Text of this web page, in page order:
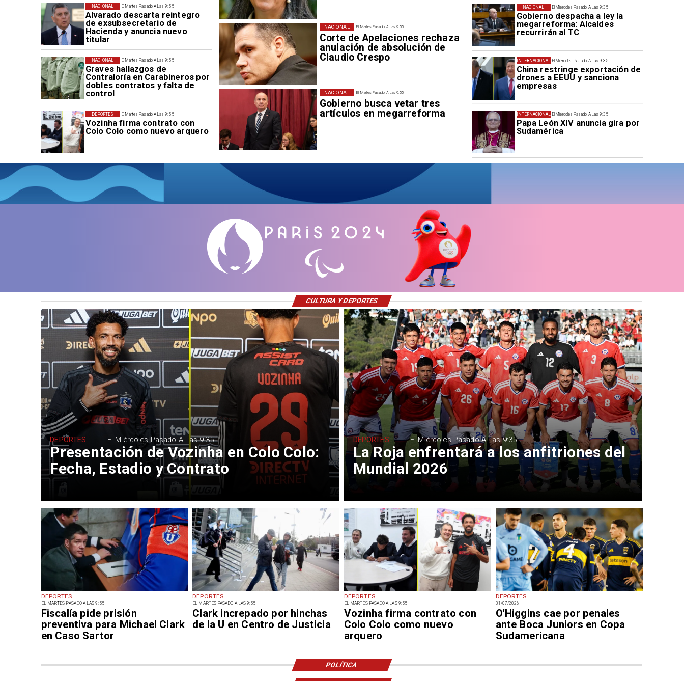
El Miércoles Pasado A Las 9:35
Gobierno despacha a ley la
megarreforma: Alcaldes
recurrirán al TC
NACIONAL
El Miércoles Pasado A Las 9:35
China restringe exportación de
drones a EEUU y sanciona
empresas
INTERNACIONAL
El Miércoles Pasado A Las 9:35
Papa León XIV anuncia gira por
Sudamérica
INTERNACIONAL
El Martes Pasado A Las 9:55
Alvarado descarta reintegro
de exsubsecretario de
Hacienda y anuncia nuevo
titular
NACIONAL
El Martes Pasado A Las 9:55
Graves hallazgos de
Contraloría en Carabineros por
dobles contratos y falta de
control
NACIONAL
El Martes Pasado A Las 9:55
Vozinha firma contrato con
Colo Colo como nuevo arquero
DEPORTES
El Martes Pasado A Las 9:55
Corte de Apelaciones rechaza
anulación de absolución de
Claudio Crespo
NACIONAL
El Martes Pasado A Las 9:55
Gobierno busca vetar tres
artículos en megarreforma
NACIONAL
Presentación de Vozinha en Colo Colo:
Fecha, Estadio y Contrato
DEPORTES El Miércoles Pasado A Las 9:35
La Roja enfrentará a los anfitriones del
Mundial 2026
DEPORTES El Miércoles Pasado A Las 9:35
DEPORTES
EL MARTES PASADO A LAS 9:55
Fiscalía pide prisión
preventiva para Michael Clark
en Caso Sartor
DEPORTES
EL MARTES PASADO A LAS 9:55
Clark increpado por hinchas
de la U en Centro de Justicia
DEPORTES
EL MARTES PASADO A LAS 9:55
Vozinha firma contrato con
Colo Colo como nuevo
arquero
DEPORTES
31/07/2026
O'Higgins cae por penales
ante Boca Juniors en Copa
Sudamericana
CULTURA Y DEPORTES
POLÍTICA